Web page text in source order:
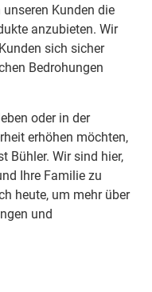
Kunden die
anzubieten. Wir
sich sicher
Bedrohungen
oder in der
erhöhen möchten,
Bühler. Wir sind hier,
Ihre Familie zu
heute, um mehr über
und